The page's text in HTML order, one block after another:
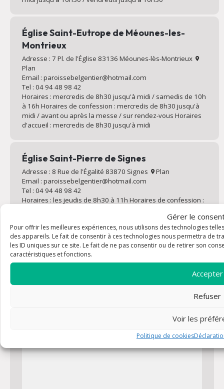
Gérer le
Pour offrir les meilleures expériences, nous utilisons des technologies
des appareils. Le fait de consentir à ces technologies nous permettra de
les ID uniques sur ce site. Le fait de ne pas consentir ou de retirer son
caractéristiques et fonctions.
Accepter
Refuser
Voir les
Politique de cookies
Église Saint-Eutrope de Méounes-les-
Montrieux
Adresse : 7 Pl. de l'Église 83136 Méounes-lès-Montrieux
Plan
Email : paroissebelgentier@hotmail.com
Tel : 04 94 48 98 42
Horaires : mercredis de 8h30 jusqu'à midi / samedis de 10h
à 16h Horaires de confession : mercredis de 8h30 jusqu'à
midi / avant ou après la messe / sur rendez-vous Horaires
d'accueil : mercredis de 8h30 jusqu'à midi
Église Saint-Pierre de Signes
Adresse : 8 Rue de l'Égalité 83870 Signes
Plan
Email : paroissebelgentier@hotmail.com
Tel : 04 94 48 98 42
Horaires : les jeudis de 8h30 à 11h Horaires de confession :
rendez-vous Horaires d'accueil : les jeudis de 8h30 à 11h
Chapelle Sainte-Agathe de Riboux
Adresse : D602 13780 Riboux Plan
Tel : 04 94 48 98 42